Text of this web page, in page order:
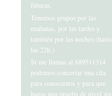
futuras.
Tenemos grupos por las
mañanas, por las tardes y
también por las noches (hasta
las 22h.)
Si me llamas al 689511314
podemos concertar una cita
para conocernos y para que
hagas una prueba de nivel sin